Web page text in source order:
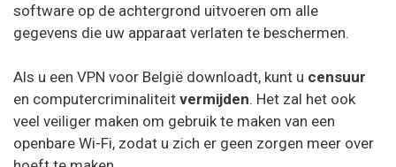
software op de achtergrond uitvoeren om alle
gegevens die uw apparaat verlaten te beschermen.
Als u een VPN voor België downloadt, kunt u censuur
en computercriminaliteit vermijden. Het zal het ook
veel veiliger maken om gebruik te maken van een
openbare Wi-Fi, zodat u zich er geen zorgen meer over